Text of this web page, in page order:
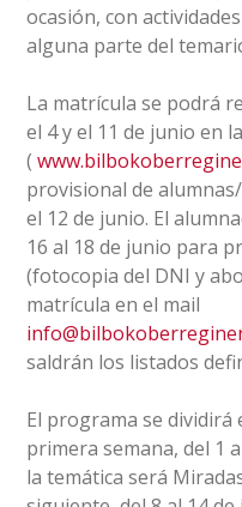
ocasión, con
alguna parte del
La matrícula se podrá
el 4 y el 11 de junio en
(
provisional de
el 12 de junio. El
16 al 18 de junio para
(fotocopia del DNI y
matrícula en el mail
saldrán los listados
El programa se
primera semana, del 1
la temática será